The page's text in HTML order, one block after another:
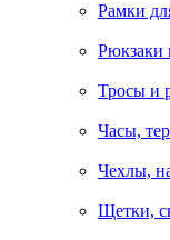
Рамки
Рюкзаки
Тросы и
Часы,
Чехлы,
Щетки,